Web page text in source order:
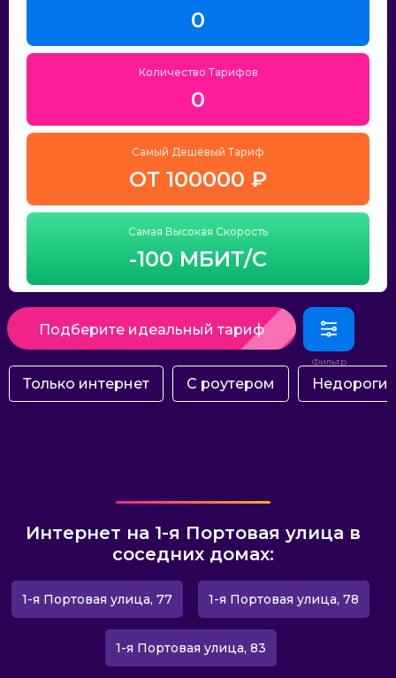
0
Количество Тарифов
0
Самый Дешёвый Тариф
ОТ 100000 ₽
Самая Высокая Скорость
-100 МБИТ/С
Подберите идеальный тариф
Только интернет С роутером Недорогие
Интернет на 1-я Портовая улица в
соседних домах:
1-я Портовая улица, 77 1-я Портовая улица, 78
1-я Портовая улица, 83